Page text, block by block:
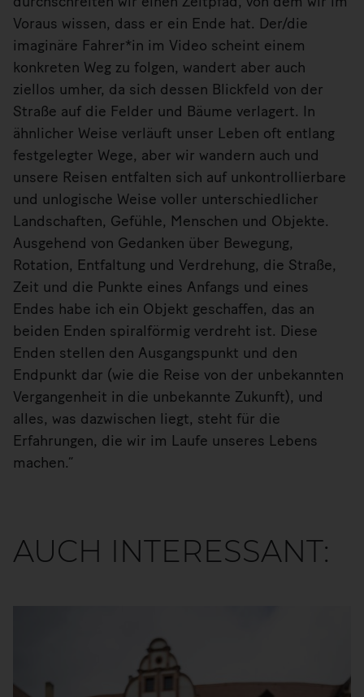
Voraus wissen, dass er ein Ende hat. Der/die
imaginäre Fahrer*in im Video scheint einem
konkreten Weg zu folgen, wandert aber auch
ziellos umher, da sich dessen Blickfeld von der
Straße auf die Felder und Bäume verlagert. In
ähnlicher Weise verläuft unser Leben oft entlang
festgelegter Wege, aber wir wandern auch und
unsere Reisen entfalten sich auf unkontrollierbare
und unlogische Weise voller unterschiedlicher
Landschaften, Gefühle, Menschen und Objekte.
Ausgehend von Gedanken über Bewegung,
Rotation, Entfaltung und Verdrehung, die Straße,
Zeit und die Punkte eines Anfangs und eines
Endes habe ich ein Objekt geschaffen, das an
beiden Enden spiralförmig verdreht ist. Diese
Enden stellen den Ausgangspunkt und den
Endpunkt dar (wie die Reise von der unbekannten
Vergangenheit in die unbekannte Zukunft), und
alles, was dazwischen liegt, steht für die
Erfahrungen, die wir im Laufe unseres Lebens
machen.“
AUCH INTERESSANT: